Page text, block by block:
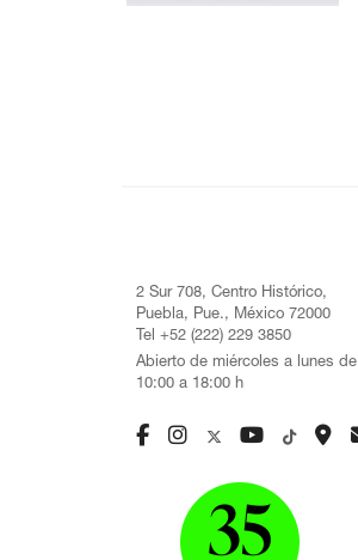
2 Sur 708, Centro Histórico,
Puebla, Pue., México 72000
Tel +52 (222) 229 3850
Abierto de miércoles a lunes de
10:00 a 18:00 h